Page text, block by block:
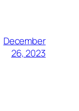
December
26, 2023